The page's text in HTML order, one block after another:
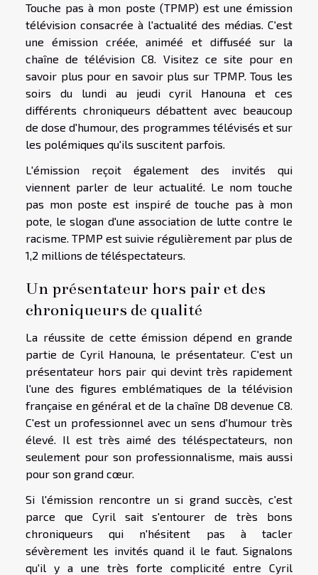
Touche pas à mon poste (TPMP) est une émission
télévision consacrée à l'actualité des médias. C'est
une émission créée, animéé et diffuséé sur la
chaîne de télévision C8. Visitez ce site pour en
savoir plus pour en savoir plus sur TPMP. Tous les
soirs du lundi au jeudi cyril Hanouna et ces
différents chroniqueurs débattent avec beaucoup
de dose d'humour, des programmes télévisés et sur
les polémiques qu'ils suscitent parfois.
L'émission reçoit également des invités qui
viennent parler de leur actualité. Le nom touche
pas mon poste est inspiré de touche pas à mon
pote, le slogan d'une association de lutte contre le
racisme. TPMP est suivie régulièrement par plus de
1,2 millions de téléspectateurs.
Un présentateur hors pair et des
chroniqueurs de qualité
La réussite de cette émission dépend en grande
partie de Cyril Hanouna, le présentateur. C'est un
présentateur hors pair qui devint très rapidement
l'une des figures emblématiques de la télévision
française en général et de la chaîne D8 devenue C8.
C'est un professionnel avec un sens d'humour très
élevé. Il est très aimé des téléspectateurs, non
seulement pour son professionnalisme, mais aussi
pour son grand cœur.
Si l'émission rencontre un si grand succès, c'est
parce que Cyril sait s'entourer de très bons
chroniqueurs qui n'hésitent pas à tacler
sévèrement les invités quand il le faut. Signalons
qu'il y a une très forte complicité entre Cyril